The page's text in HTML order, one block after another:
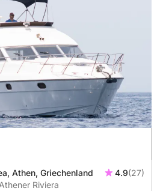
Athen, Griechenland 4.9(27)
Riviera